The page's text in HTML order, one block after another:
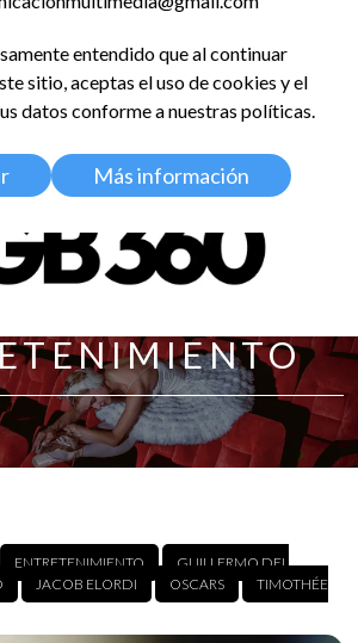
LinkedIn
ENTRETENIMIENTO
GUILLERMO DEL
JACOB ELORDI OSCARS
TIMOTHÉE
entendido que al continuar
sitio, aceptas el uso de cookies y el
datos conforme a nuestras políticas.
Más información